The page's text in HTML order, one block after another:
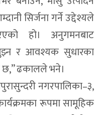
सिर्जना गर्ने उद्देश्यले
हो। अनुगमनबाट
र आवश्यक सुधारका
छ,” ढकालले भने।
नगरपालिका–३,
रूपमा सामूहिक